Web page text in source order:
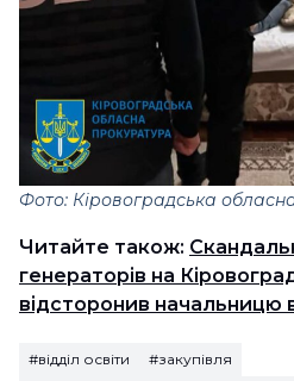
Фото: Кіровоградська
Читайте також:
генераторів на
відсторонив начальницю
#відділ освіти
#закупівля